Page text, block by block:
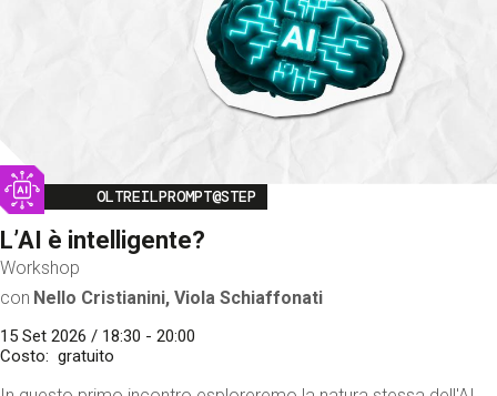
Image
OLTREILPROMPT@STEP
L’AI è intelligente?
Workshop
con Nello Cristianini, Viola Schiaffonati
15 Set 2026 / 18:30 - 20:00
Costo
gratuito